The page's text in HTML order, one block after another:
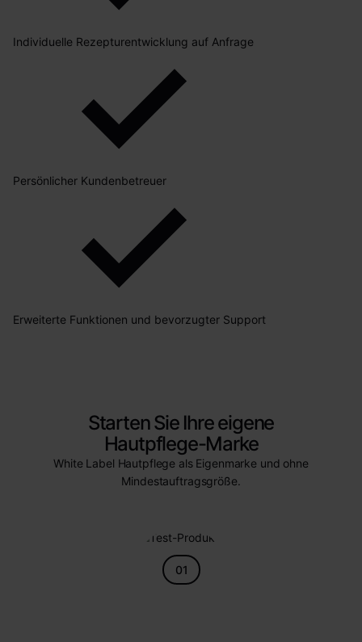
Individuelle Rezepturentwicklung auf Anfrage
Persönlicher Kundenbetreuer
Erweiterte Funktionen und bevorzugter Support
Starten Sie Ihre eigene
Hautpflege-Marke
White Label Hautpflege als Eigenmarke und ohne
Mindestauftragsgröße.
01